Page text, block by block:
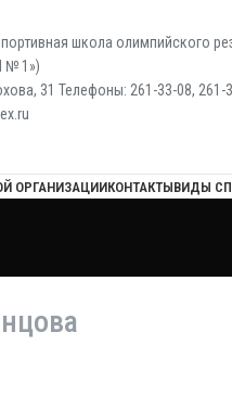
школа олимпийского
№ 1»)
31 Телефоны: 261-33-08, 261-
ОРГАНИЗАЦИИКОНТАКТЫВИДЫ